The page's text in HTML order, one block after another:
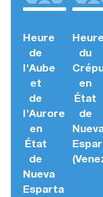
Heure
de
l'Aube
et
de
l'Aurore
en
État
de
Nueva
Esparta
Heure
du
en
État
de